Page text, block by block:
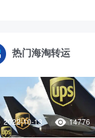
热门海淘转运
2022-10-13 14776